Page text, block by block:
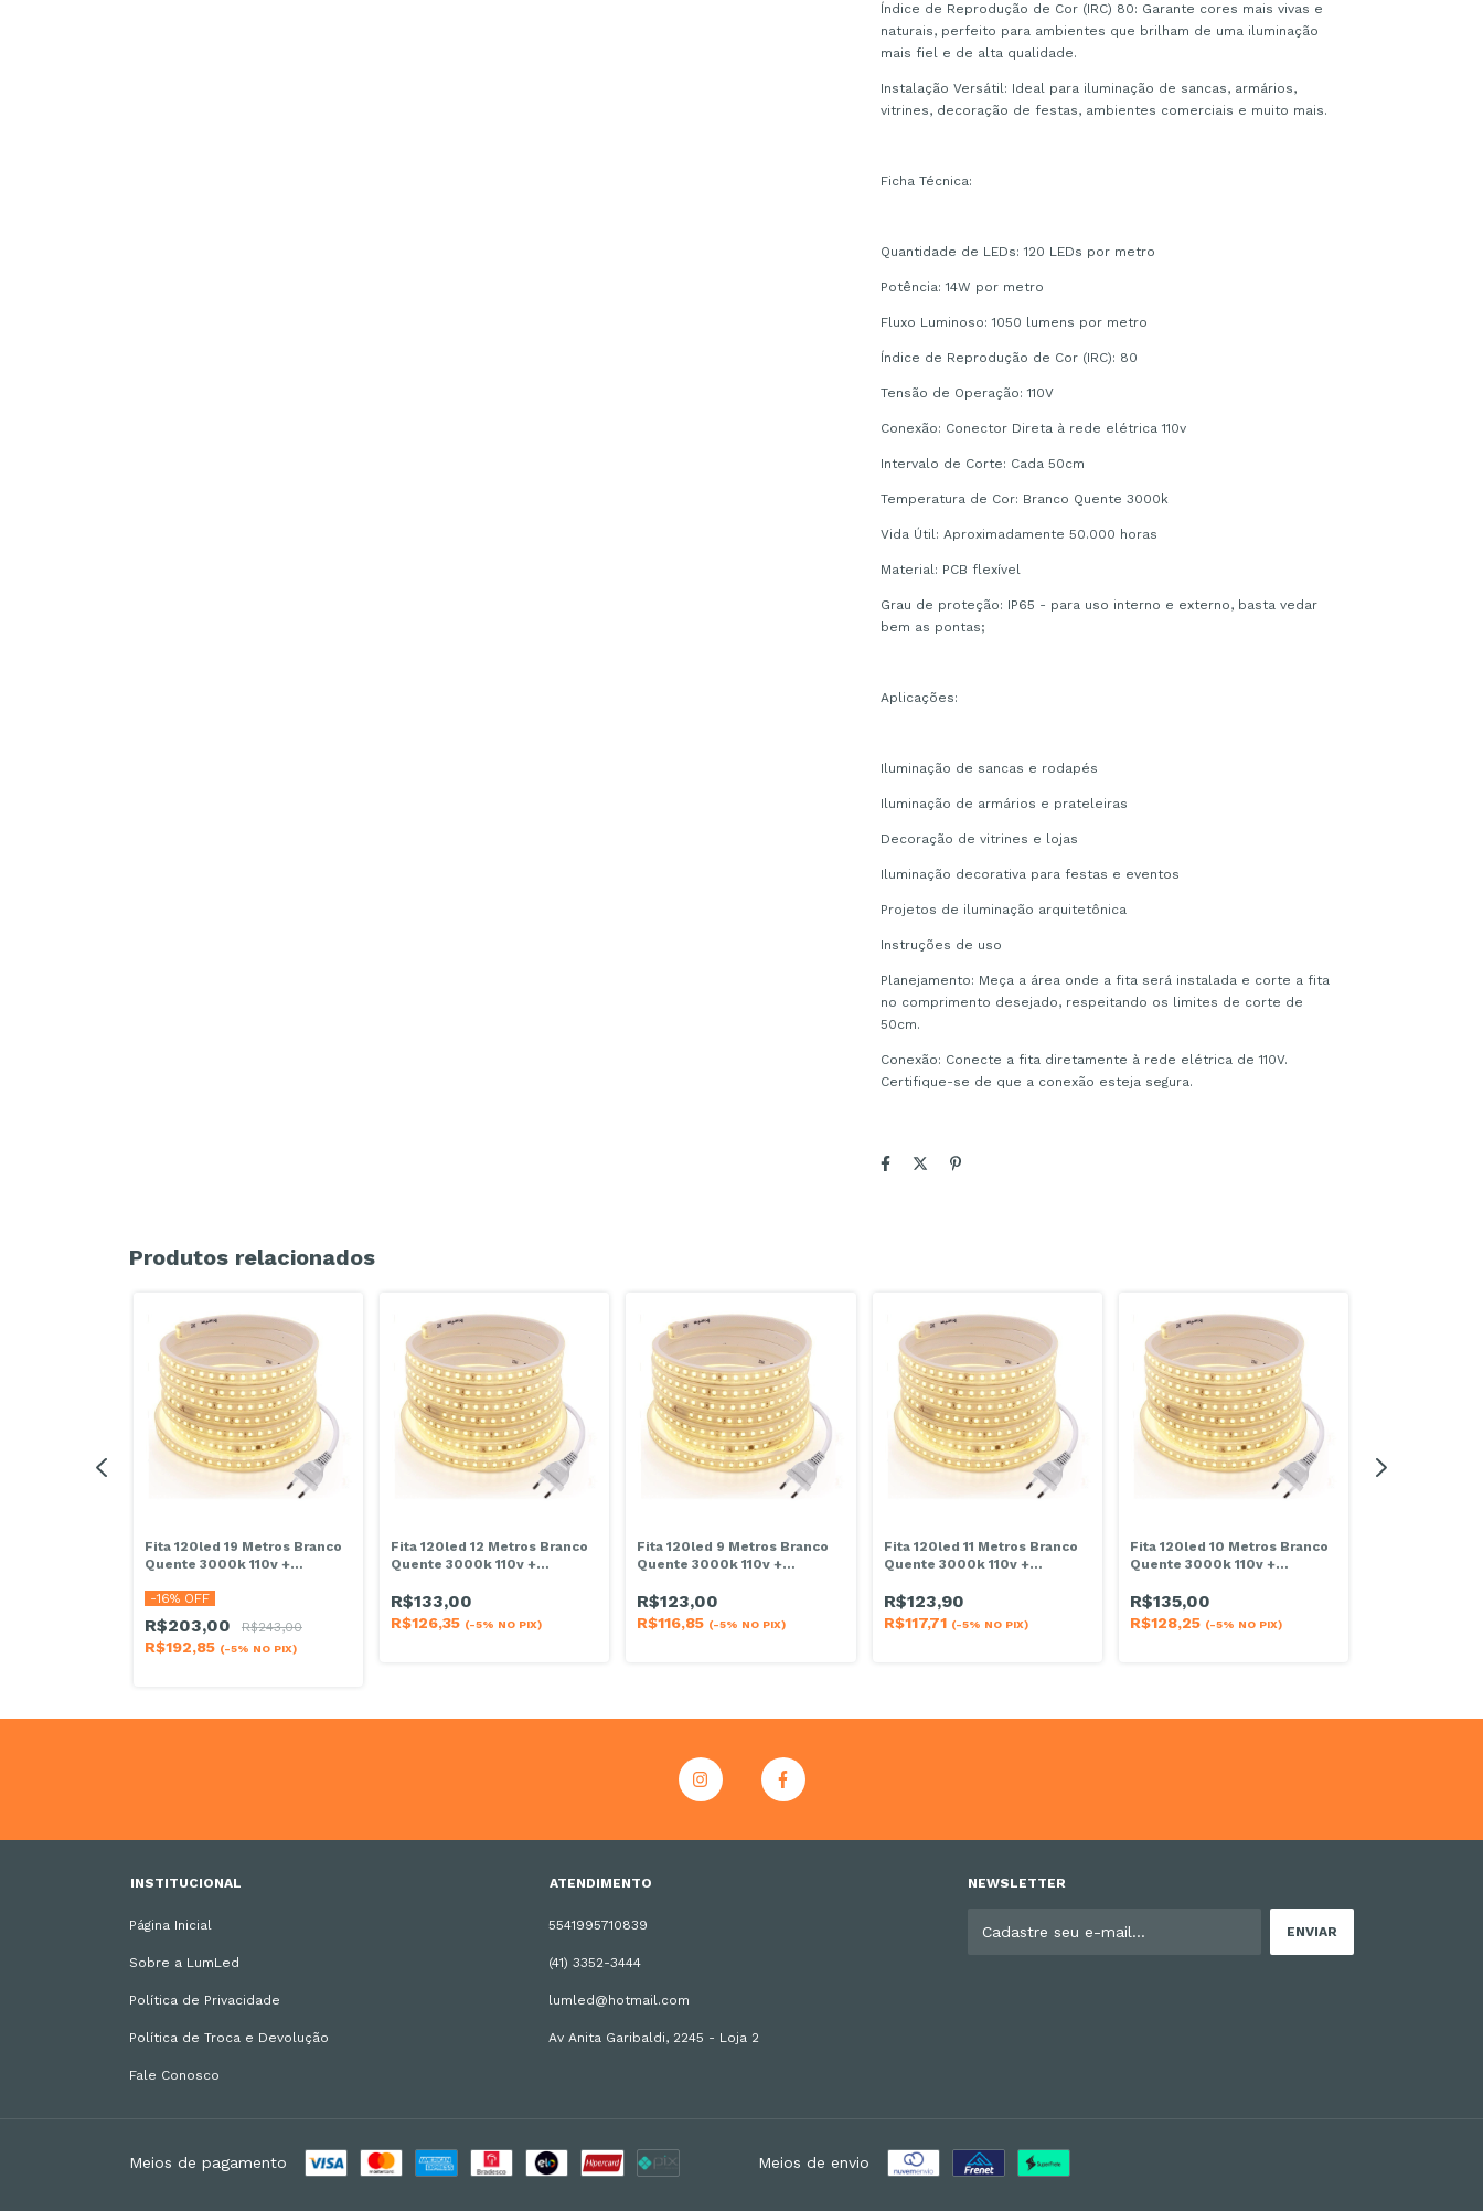
Índice de Reprodução de Cor (IRC) 80: Garante cores mais vivas e
naturais, perfeito para ambientes que brilham de uma iluminação
mais fiel e de alta qualidade.
Instalação Versátil: Ideal para iluminação de sancas, armários,
vitrines, decoração de festas, ambientes comerciais e muito mais.
Ficha Técnica:
Quantidade de LEDs: 120 LEDs por metro
Potência: 14W por metro
Fluxo Luminoso: 1050 lumens por metro
Índice de Reprodução de Cor (IRC): 80
Tensão de Operação: 110V
Conexão: Conector Direta à rede elétrica 110v
Intervalo de Corte: Cada 50cm
Temperatura de Cor: Branco Quente 3000k
Vida Útil: Aproximadamente 50.000 horas
Material: PCB flexível
Grau de proteção: IP65 - para uso interno e externo, basta vedar
bem as pontas;
Aplicações:
Iluminação de sancas e rodapés
Iluminação de armários e prateleiras
Decoração de vitrines e lojas
Iluminação decorativa para festas e eventos
Projetos de iluminação arquitetônica
Instruções de uso
Planejamento: Meça a área onde a fita será instalada e corte a fita
no comprimento desejado, respeitando os limites de corte de
50cm.
Conexão: Conecte a fita diretamente à rede elétrica de 110V.
Certifique-se de que a conexão esteja segura.
Produtos relacionados
Fita 120led 19 Metros Branco
Quente 3000k 110v +
-16% OFF
R$203,00 R$243,00
R$192,85 (-5% NO PIX)
Fita 120led 12 Metros Branco
Quente 3000k 110v +
R$133,00
R$126,35 (-5% NO PIX)
Fita 120led 9 Metros Branco
Quente 3000k 110v +
R$123,00
R$116,85 (-5% NO PIX)
Fita 120led 11 Metros Branco
Quente 3000k 110v +
R$123,90
R$117,71 (-5% NO PIX)
Fita 120led 10 Metros Branco
Quente 3000k 110v +
R$135,00
R$128,25 (-5% NO PIX)
INSTITUCIONAL
Página Inicial
Sobre a LumLed
Política de Privacidade
Política de Troca e Devolução
Fale Conosco
ATENDIMENTO
5541995710839
(41) 3352-3444
lumled@hotmail.com
Av Anita Garibaldi, 2245 - Loja 2
NEWSLETTER
Meios de pagamento Meios de envio